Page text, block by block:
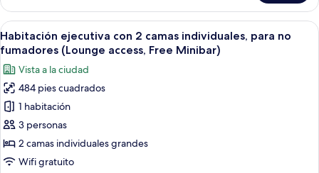
fumadores,
en
esquina
(Lounge
access,
Free
Minibar)
ejecutiva,
cama
King
para
no
fumadores,
en
esquina
access,
Free
Abrir
todas
las
fotos
de
Habitación
ejecutiva
con
2
Habitación de hotel con dos camas,
14
Habitación ejecutiva con 2 camas individuales, para no
fumadores (Lounge access, Free Minibar)
Vista a la ciudad
484 pies cuadrados
1 habitación
3 personas
2 camas individuales grandes
Wifi gratuito